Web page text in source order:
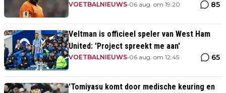
VOETBALNIEUWS•06 aug. om 19:20 85
Veltman is officieel speler van West Ham
United: 'Project spreekt me aan'
VOETBALNIEUWS•06 aug. om 12:45 65
'Tomiyasu komt door medische keuring en